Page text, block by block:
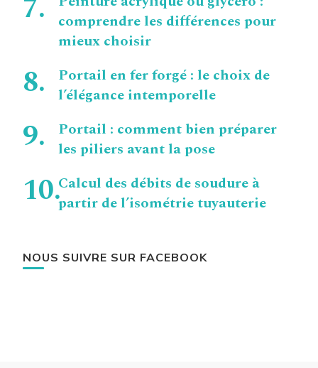
comprendre les différences pour
mieux choisir
Portail en fer forgé : le choix de
l’élégance intemporelle
Portail : comment bien préparer
les piliers avant la pose
Calcul des débits de soudure à
partir de l’isométrie tuyauterie
NOUS SUIVRE SUR FACEBOOK